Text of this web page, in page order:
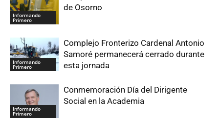
Informando
Primero
de Osorno
Informando
Primero
Complejo Fronterizo Cardenal Antonio
Samoré permanecerá cerrado durante
esta jornada
Informando
Primero
Conmemoración Día del Dirigente
Social en la Academia